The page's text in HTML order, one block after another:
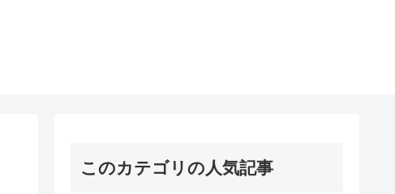
このカテゴリの人気記事